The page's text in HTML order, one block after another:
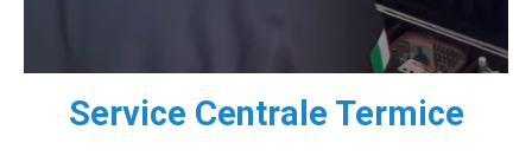
Service Centrale Termice